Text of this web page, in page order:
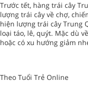
Trước tết, hàng trái cây
lượng trái cây về chợ,
hiện lượng trái cây Trung
loại táo, lê, quýt. Mặc dù
hoặc có xu hướng giảm
Theo Tuổi Trẻ Online